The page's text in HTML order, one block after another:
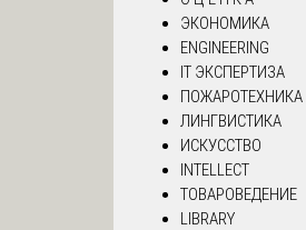
ЭКОНОМИКА
ENGINEERING
IT ЭКСПЕРТИЗА
ПОЖАРОТЕХНИКА
ЛИНГВИСТИКА
ИСКУССТВО
INTELLECT
ТОВАРОВЕДЕНИЕ
LIBRARY